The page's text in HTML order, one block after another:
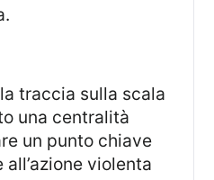
una centralità
un punto chiave
violenta